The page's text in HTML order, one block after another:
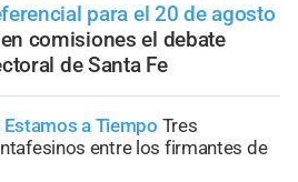
para el 20 de agosto
comisiones el debate
de Santa Fe
a Tiempo Tres
entre los firmantes de